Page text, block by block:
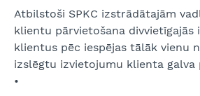
Atbilstoši SPKC izstrādātajām
klientu pārvietošana divvietīgajās
klientus pēc iespējas tālāk vienu
izslēgtu izvietojumu klienta galva
•